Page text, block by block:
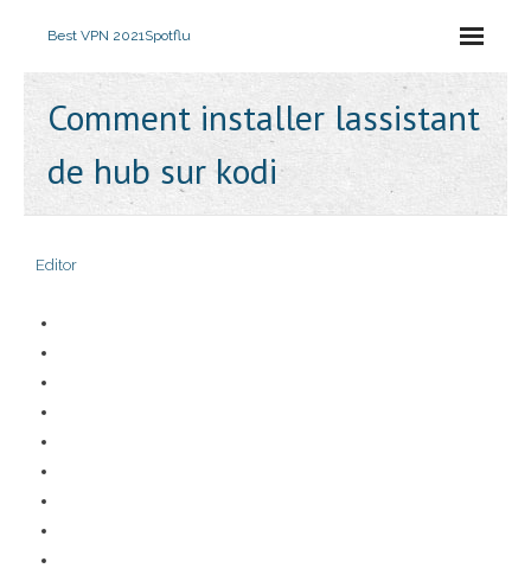
Best VPN 2021Spotflu
Comment installer lassistant
de hub sur kodi
Editor